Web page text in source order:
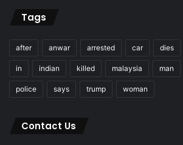
Tags
after anwar arrested car dies
in indian killed malaysia man
police says trump woman
Contact Us